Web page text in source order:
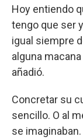
Hoy entiendo
tengo que ser
igual siempre
alguna
añadió.
Concretar su
sencillo. O al
se